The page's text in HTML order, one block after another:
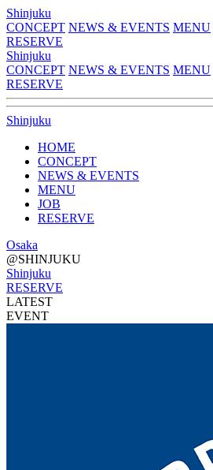
Shinjuku
CONCEPT NEWS & EVENTS MENU
RESERVE
Shinjuku
CONCEPT NEWS & EVENTS MENU
RESERVE
Shinjuku
HOME
CONCEPT
NEWS & EVENTS
MENU
JOB
RESERVE
Osaka
@SHINJUKU
Shinjuku
RESERVE
LATEST
EVENT